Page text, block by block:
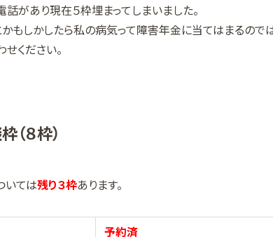
があり現在５枠埋まってしまいました。
もしかしたら私の病気って障害年金に当てはまるので
ください。
８枠）
いては残り３枠あります。
予約済